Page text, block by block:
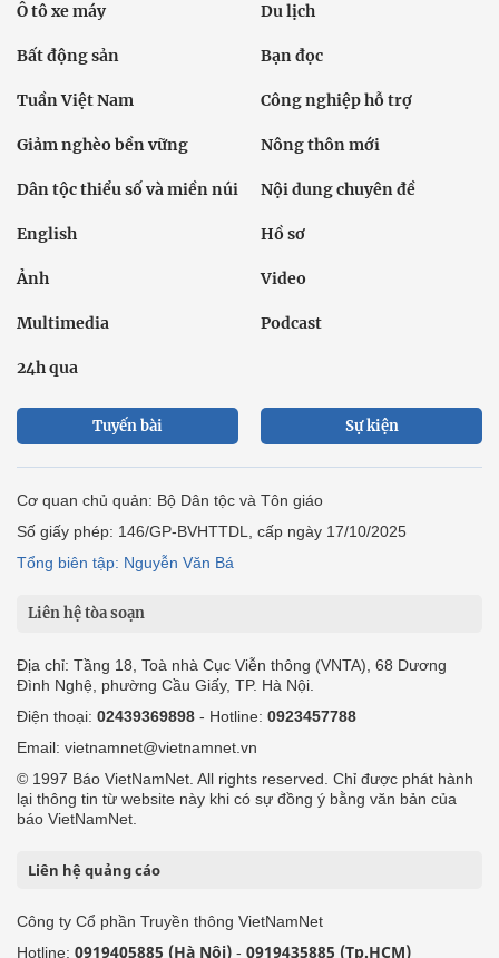
Ô tô xe máy Du lịch
Bất động sản Bạn đọc
Tuần Việt Nam Công nghiệp hỗ trợ
Giảm nghèo bền vững Nông thôn mới
Dân tộc thiểu số và miền núi Nội dung chuyên đề
English Hồ sơ
Ảnh Video
Multimedia Podcast
24h qua
Tuyến bài Sự kiện
Cơ quan chủ quản: Bộ Dân tộc và Tôn giáo
Số giấy phép: 146/GP-BVHTTDL, cấp ngày 17/10/2025
Tổng biên tập: Nguyễn Văn Bá
Liên hệ tòa soạn
Địa chỉ: Tầng 18, Toà nhà Cục Viễn thông (VNTA), 68 Dương
Đình Nghệ, phường Cầu Giấy, TP. Hà Nội.
Điện thoại: 02439369898 - Hotline: 0923457788
Email: vietnamnet@vietnamnet.vn
© 1997 Báo VietNamNet. All rights reserved. Chỉ được phát hành
lại thông tin từ website này khi có sự đồng ý bằng văn bản của
báo VietNamNet.
Liên hệ quảng cáo
Công ty Cổ phần Truyền thông VietNamNet
Hotline: 0919405885 (Hà Nội) - 0919435885 (Tp.HCM)